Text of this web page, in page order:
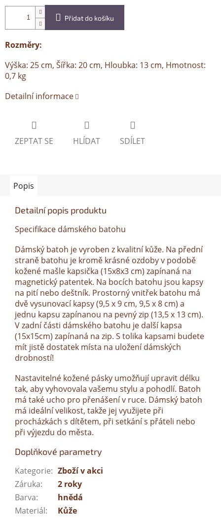
Přidat do košíku
Rozměry:
Výška: 25 cm, Šířka: 20 cm, Hloubka: 13 cm, Hmotnost:
0,7 kg
Detailní informace
ZEPTAT SE HLÍDAT SDÍLET
Popis
Detailní popis produktu
Specifikace dámského batohu
Dámský batoh je vyroben z kvalitní kůže. Na přední
straně batohu je kromě krásné ozdoby v podobě
kožené mašle kapsička (15x8x3 cm) zapínaná na
magnetický patentek. Na bocích batohu jsou kapsy
na pití nebo deštník. Prostorný vnitřek batohu má
dvě vysunovací kapsy (9,5 x 9 cm, 9,5 x 8 cm) a
jednu kapsu zapínanou na pevný zip (13,5 x 13 cm).
V zadní části dámského batohu je další kapsa
(15x15cm) zapínaná na zip. S tolika kapsami budete
mít jistě dostatek místa na uložení dámských
drobností!
Nastavitelné kožené pásky umožňují upravit délku
tak, aby vyhovovala vašemu stylu a pohodlí. Batoh
má také ucho pro přenášení v ruce. Dámský batoh
má ideální velikost, takže jej využijete při
procházkách s dítětem, při setkání s přáteli nebo
při výjezdu do města.
Doplňkové parametry
Kategorie: Zboží v akci
Záruka:
2 roky
Barva:
hnědá
Materiál:
Kůže